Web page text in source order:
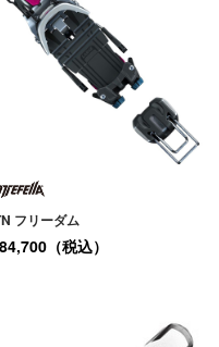
フリーダム
（税込）